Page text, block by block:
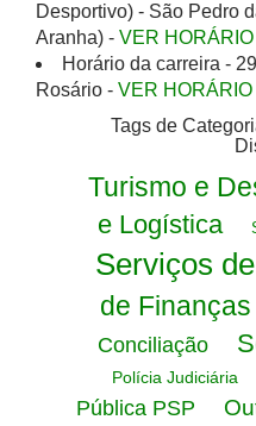
Desportivo) - São Pedro
Aranha) - VER HORÁRIO
Horário da carreira -
Rosário - VER HORÁRIO
Tags de
Turismo e
e Logística
Serviços
de Finanças
Conciliação
Polícia Judiciária
Pública PSP